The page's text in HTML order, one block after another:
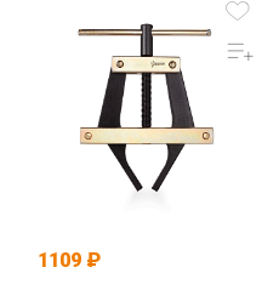
1109 ₽